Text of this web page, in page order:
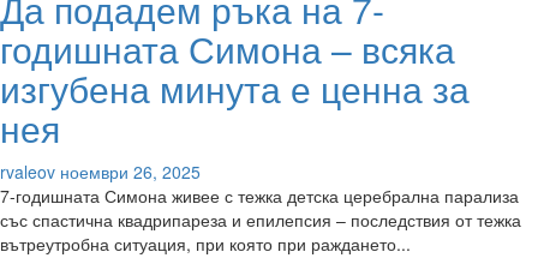
Съвета
за
на
бедствия
заради
очакваните
обилни
годишната Симона – всяка
изгубена минута е ценна за
нея
rvaleov ноември 26, 2025
7-годишната Симона живее с тежка детска церебрална парализа
със спастична квадрипареза и епилепсия – последствия от тежка
вътреутробна ситуация, при която при раждането...